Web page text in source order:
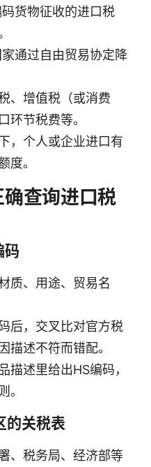
货物征收的进口税
通过自由贸易协定降
、增值税（或消费
环节税费等。
，个人或企业进口有
度。
查询进口税
码
质、用途、贸易名
后，交叉比对官方税
描述不符而错配。
描述里给出HS编码，
。
的关税表
、税务局、经济部等